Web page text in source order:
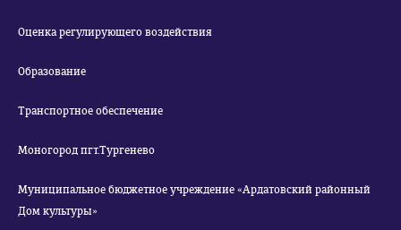
Оценка регулирующего воздействия
Образование
Транспортное обеспечение
Моногород пгт.Тургенево
Муниципальное бюджетное учреждение «Ардатовский районный
Дом культуры»